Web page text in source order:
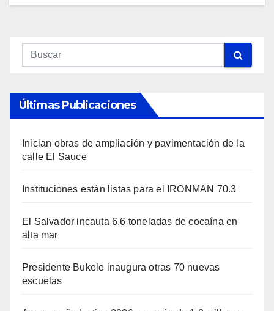
Últimas Publicaciones
Inician obras de ampliación y pavimentación de la
calle El Sauce
Instituciones están listas para el IRONMAN 70.3
El Salvador incauta 6.6 toneladas de cocaína en
alta mar
Presidente Bukele inaugura otras 70 nuevas
escuelas